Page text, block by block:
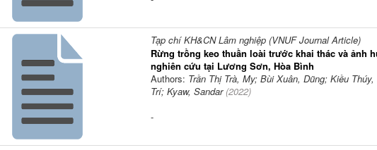
Tạp chí KH&CN Lâm nghiệp (VNUF Journal Article)
Rừng trồng keo thuần loài trước khai thác và
nghiên cứu tại Lương Sơn, Hòa Bình
Authors: Trần Thị Trà, My; Bùi Xuân, Dũng; Kiều
Trí; Kyaw, Sandar(2022)
-